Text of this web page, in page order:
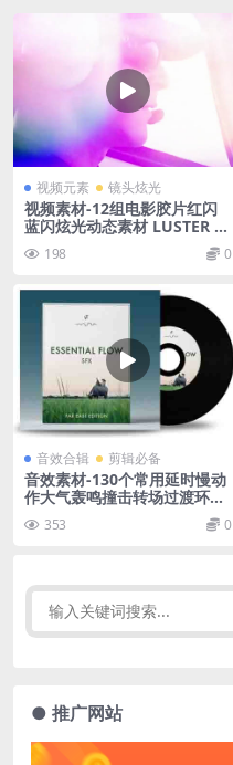
视频元素 镜头炫光
视频素材-12组电影胶片红闪
蓝闪炫光动态素材 LUSTER Fil
m Burns Light Leaks
198 0
音效合辑 剪辑必备
音效素材-130个常用延时慢动
作大气轰鸣撞击转场过渡环境
353 0
● 推广网站